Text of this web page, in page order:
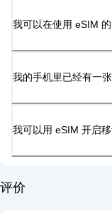
我可以在使用 eSIM
我的手机里已经有一
我可以用 eSIM 开启
评价